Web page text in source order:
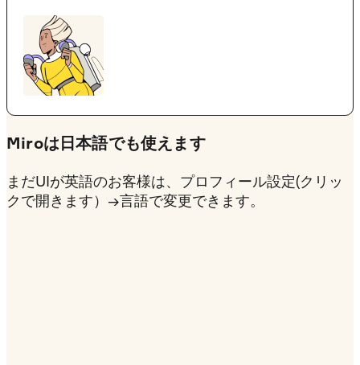
Miroは日本語でも使えます
まだUIが英語のお客様は、 プロフィール設定(クリッ
クで開きます） →言語で変更できます。